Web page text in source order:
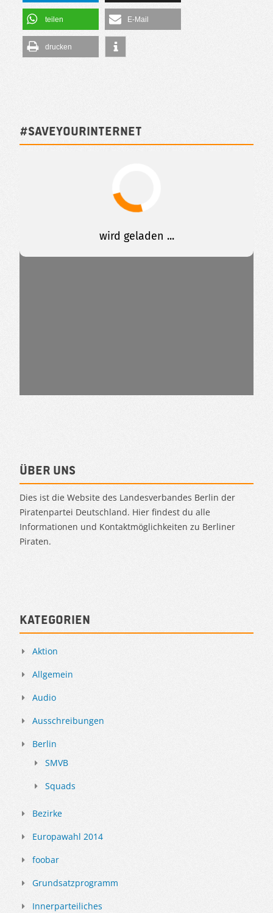
teilen E-Mail
drucken
#SAVEYOURINTERNET
Über uns
Dies ist die Website des Landesverbandes Berlin der
Piratenpartei Deutschland. Hier findest du alle
Informationen und Kontaktmöglichkeiten zu Berliner
Piraten.
Kategorien
Aktion
Allgemein
Audio
Ausschreibungen
Berlin
SMVB
Squads
Bezirke
Europawahl 2014
foobar
Grundsatzprogramm
Innerparteiliches